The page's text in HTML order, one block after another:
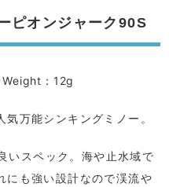
ピオンジャーク90S
：12g
万能シンキングミノー。
いスペック。海や止水域で
にも強い設計なので渓流や